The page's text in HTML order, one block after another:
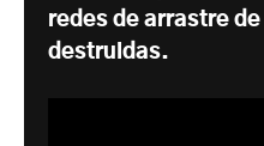
redes de arrastre
destruidas.